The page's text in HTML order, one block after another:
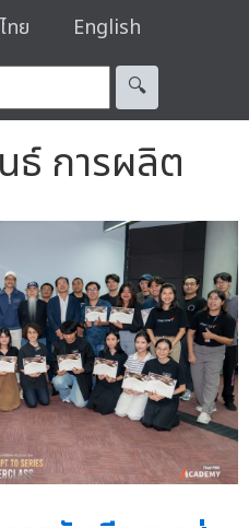
ไทย English
🔍︎
ธ์ การผลิต